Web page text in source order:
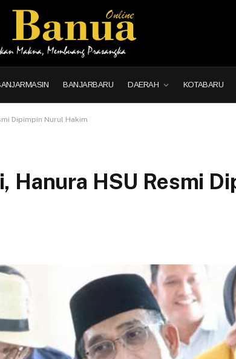
BANJARBARU DAERAH KOTABARU
Dipimpin Nurul Hakim
Hanura HSU Resmi